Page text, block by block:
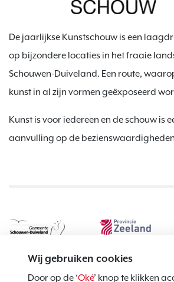
Wij gebruiken cookies
Door op de ‘Oké’ knop te klikken
De jaarlijkse Kunstschouw is een
op bijzondere locaties in het fraaie
Schouwen-Duiveland. Een route,
kunst in al zijn vormen geëxposeerd
Kunst is voor iedereen en de schouw is
aanvulling op de